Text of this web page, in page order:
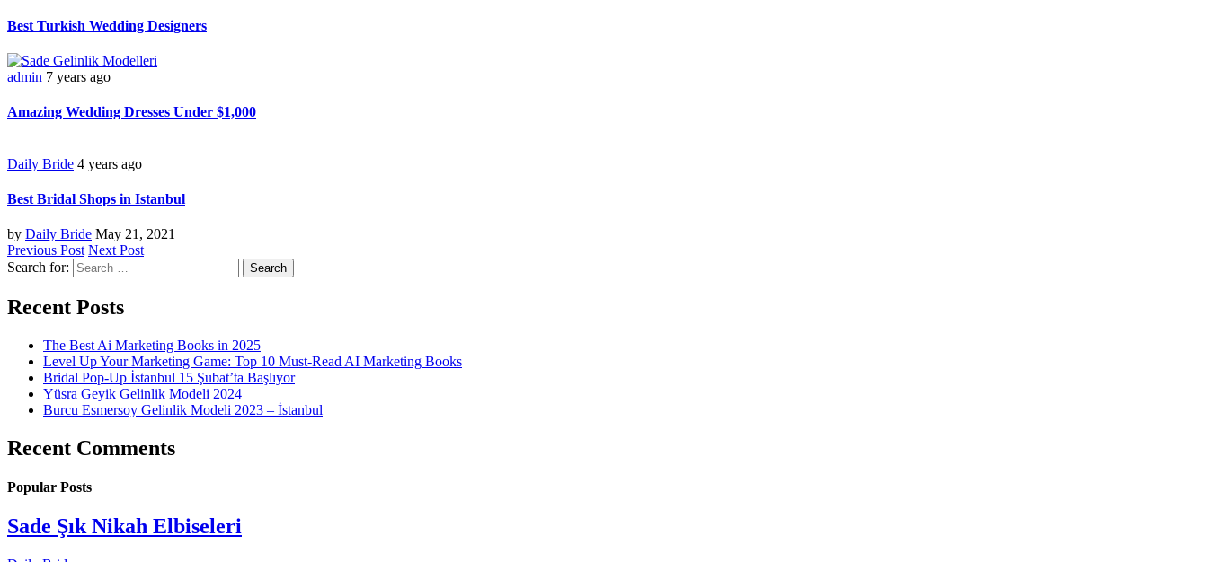
Best Turkish Wedding Designers
admin 7 years ago
Amazing Wedding Dresses Under $1,000
Daily Bride 4 years ago
Best Bridal Shops in Istanbul
by Daily Bride May 21, 2021
Previous Post Next Post
Search for:
Recent Posts
The Best Ai Marketing Books in 2025
Level Up Your Marketing Game: Top 10 Must-Read AI Marketing Books
Bridal Pop-Up İstanbul 15 Şubat’ta Başlıyor
Yüsra Geyik Gelinlik Modeli 2024
Burcu Esmersoy Gelinlik Modeli 2023 – İstanbul
Recent Comments
Popular Posts
Sade Şık Nikah Elbiseleri